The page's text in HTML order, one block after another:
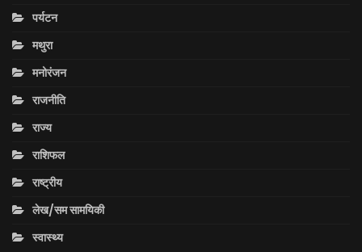
पर्यटन
मथुरा
मनोरंजन
राजनीति
राज्य
राशिफल
राष्ट्रीय
लेख/सम सामयिकी
स्वास्थ्य